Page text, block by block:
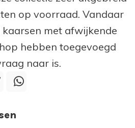
op voorraad. Vandaar
met afwijkende
hebben toegevoegd
naar is.